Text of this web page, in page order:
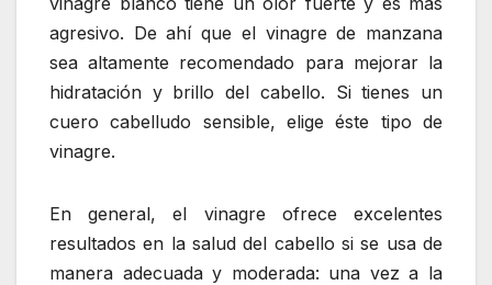
agresivo. De ahí que el vinagre de manzana
sea altamente recomendado para mejorar la
hidratación y brillo del cabello. Si tienes un
cuero cabelludo sensible, elige éste tipo de
vinagre.
En general, el vinagre ofrece excelentes
resultados en la salud del cabello si se usa de
manera adecuada y moderada: una vez a la